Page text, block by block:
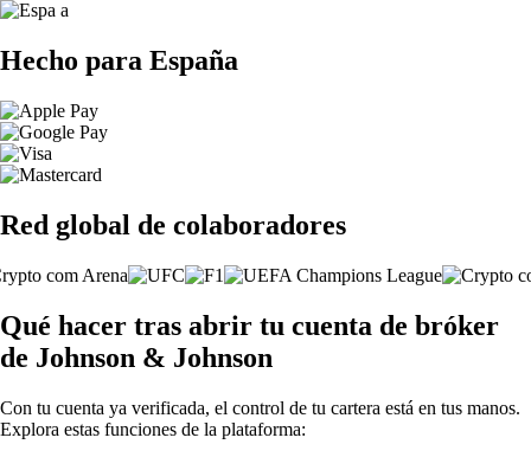
Hecho para España
Red global de colaboradores
Qué hacer tras abrir tu cuenta de bróker
de Johnson & Johnson
Con tu cuenta ya verificada, el control de tu cartera está en tus manos.
Explora estas funciones de la plataforma: